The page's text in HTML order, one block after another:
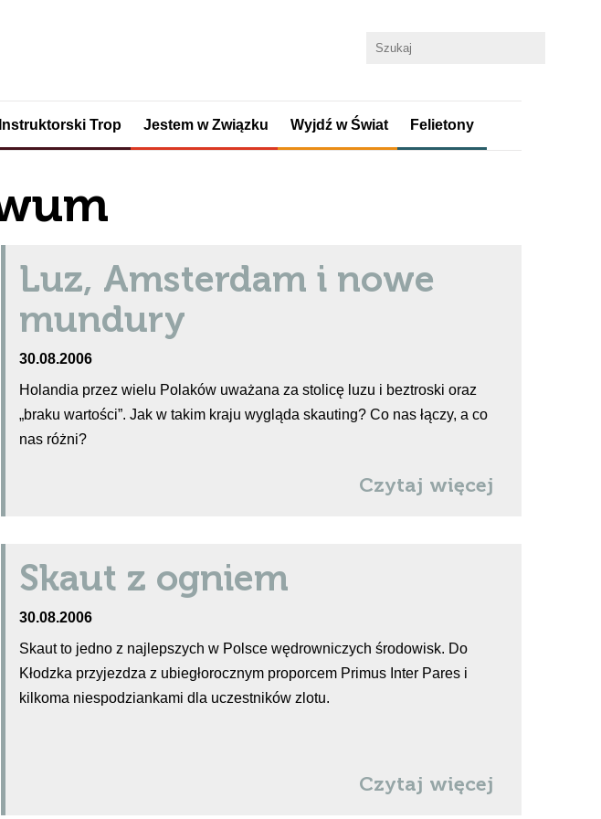
Instruktorski Trop Jestem w Związku Wyjdź w Świat Felietony
Luz, Amsterdam i nowe
mundury
30.08.2006
Holandia przez wielu Polaków uważana za stolicę luzu i beztroski oraz
„braku wartości”. Jak w takim kraju wygląda skauting? Co nas łączy, a co
nas różni?
Czytaj więcej
Skaut z ogniem
30.08.2006
Skaut to jedno z najlepszych w Polsce wędrowniczych środowisk. Do
Kłodzka przyjezdza z ubiegłorocznym proporcem Primus Inter Pares i
kilkoma niespodziankami dla uczestników zlotu.
Czytaj więcej